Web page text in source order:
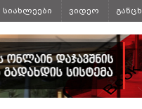
სიახლეები ვიდეო